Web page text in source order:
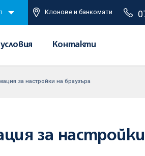
Клонове и банкомати
Контакти
за настройки на браузъра
за